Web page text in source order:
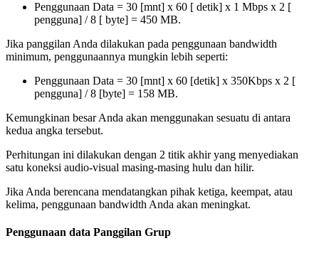
Penggunaan Data = 30 [mnt] x 60 [ detik] x 1 Mbps x 2 [
pengguna] / 8 [ byte] = 450 MB.
Jika panggilan Anda dilakukan pada penggunaan bandwidth
minimum, penggunaannya mungkin lebih seperti:
Penggunaan Data = 30 [mnt] x 60 [detik] x 350Kbps x 2 [
pengguna] / 8 [byte] = 158 MB.
Kemungkinan besar Anda akan menggunakan sesuatu di antara
kedua angka tersebut.
Perhitungan ini dilakukan dengan 2 titik akhir yang menyediakan
satu koneksi audio-visual masing-masing hulu dan hilir.
Jika Anda berencana mendatangkan pihak ketiga, keempat, atau
kelima, penggunaan bandwidth Anda akan meningkat.
Penggunaan data Panggilan Grup